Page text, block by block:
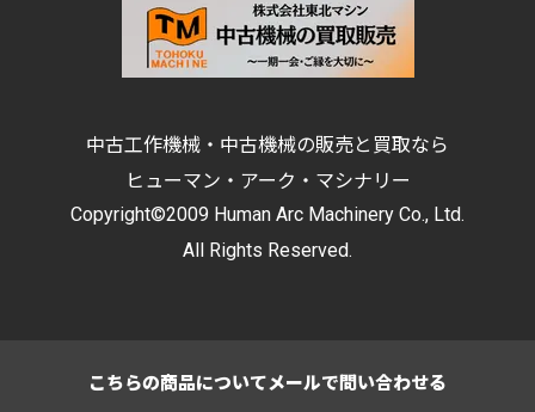
中古工作機械・中古機械の販売と買取なら
ヒューマン・アーク・マシナリー
Copyright©2009 Human Arc Machinery Co., Ltd.
All Rights Reserved.
こちらの商品についてメールで問い合わせる